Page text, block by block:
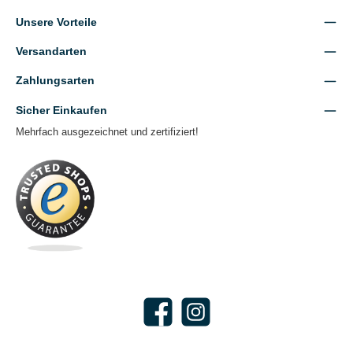
Unsere Vorteile
Versandarten
Zahlungsarten
Sicher Einkaufen
Mehrfach ausgezeichnet und zertifiziert!
Facebook Instagram